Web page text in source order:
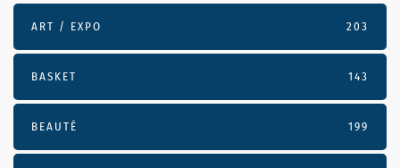
ART / EXPO 203
BASKET 143
BEAUTÉ 199